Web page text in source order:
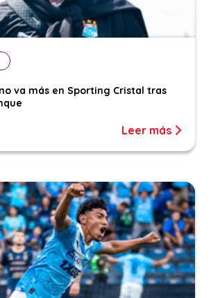
va más en Sporting Cristal tras
Leer más